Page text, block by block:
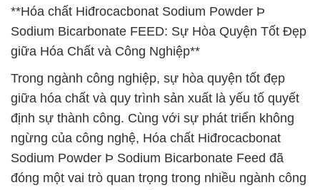
**Hóa chất Hiđrocacbonat Sodium Powder Þ
Sodium Bicarbonate FEED: Sự Hòa Quyện Tốt Đẹp
giữa Hóa Chất và Công Nghiệp**
Trong ngành công nghiệp, sự hòa quyện tốt đẹp
giữa hóa chất và quy trình sản xuất là yếu tố quyết
định sự thành công. Cùng với sự phát triển không
ngừng của công nghệ, Hóa chất Hiđrocacbonat
Sodium Powder Þ Sodium Bicarbonate Feed đã
đóng một vai trò quan trọng trong nhiều ngành công